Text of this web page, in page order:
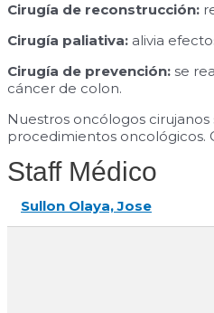
Cirugía de reconstrucción:
Cirugía paliativa: alivia
Cirugía de prevención: se
cáncer de colon.
Nuestros oncólogos
procedimientos oncológicos.
Staff Médico
Sullon Olaya, Jose